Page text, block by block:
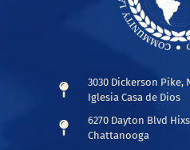
3030 Dickerson Pike,
Iglesia Casa de Dios
6270 Dayton Blvd
Chattanooga